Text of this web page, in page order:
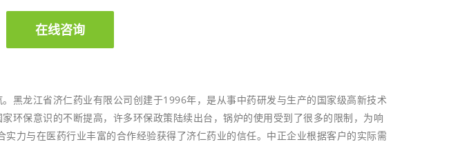
在线咨询
龙江省济仁药业有限公司创建于1996年，是从事中药研发与生产的国家级高新技术
环保意识的不断提高，许多环保政策陆续出台，锅炉的使用受到了很多的限制，为响
力与在医药行业丰富的合作经验获得了济仁药业的信任。中正企业根据客户的实际需